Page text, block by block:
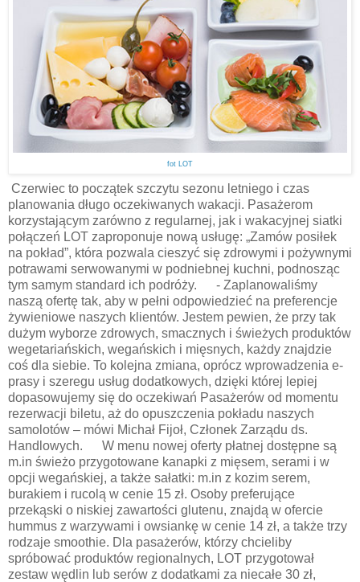
fot LOT
Czerwiec to początek szczytu sezonu letniego i czas
planowania długo oczekiwanych wakacji. Pasażerom
korzystającym zarówno z regularnej, jak i wakacyjnej siatki
połączeń LOT zaproponuje nową usługę: „Zamów posiłek
na pokład”, która pozwala cieszyć się zdrowymi i pożywnymi
potrawami serwowanymi w podniebnej kuchni, podnosząc
tym samym standard ich podróży. - Zaplanowaliśmy
naszą ofertę tak, aby w pełni odpowiedzieć na preferencje
żywieniowe naszych klientów. Jestem pewien, że przy tak
dużym wyborze zdrowych, smacznych i świeżych produktów
wegetariańskich, wegańskich i mięsnych, każdy znajdzie
coś dla siebie. To kolejna zmiana, oprócz wprowadzenia e-
prasy i szeregu usług dodatkowych, dzięki której lepiej
dopasowujemy się do oczekiwań Pasażerów od momentu
rezerwacji biletu, aż do opuszczenia pokładu naszych
samolotów – mówi Michał Fijoł, Członek Zarządu ds.
Handlowych. W menu nowej oferty płatnej dostępne są
m.in świeżo przygotowane kanapki z mięsem, serami i w
opcji wegańskiej, a także sałatki: m.in z kozim serem,
burakiem i rucolą w cenie 15 zł. Osoby preferujące
przekąski o niskiej zawartości glutenu, znajdą w ofercie
hummus z warzywami i owsiankę w cenie 14 zł, a także trzy
rodzaje smoothie. Dla pasażerów, którzy chcieliby
spróbować produktów regionalnych, LOT przygotował
zestaw wędlin lub serów z dodatkami za niecałe 30 zł,